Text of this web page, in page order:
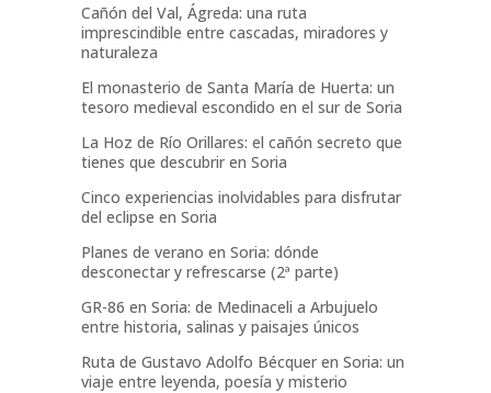
Cañón del Val, Ágreda: una ruta
imprescindible entre cascadas, miradores y
naturaleza
El monasterio de Santa María de Huerta: un
tesoro medieval escondido en el sur de Soria
La Hoz de Río Orillares: el cañón secreto que
tienes que descubrir en Soria
Cinco experiencias inolvidables para disfrutar
del eclipse en Soria
Planes de verano en Soria: dónde
desconectar y refrescarse (2ª parte)
GR-86 en Soria: de Medinaceli a Arbujuelo
entre historia, salinas y paisajes únicos
Ruta de Gustavo Adolfo Bécquer en Soria: un
viaje entre leyenda, poesía y misterio